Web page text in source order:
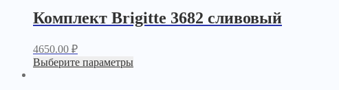
Комплект Brigitte 3682 сливовый
4650.00 ₽
Выберите параметры